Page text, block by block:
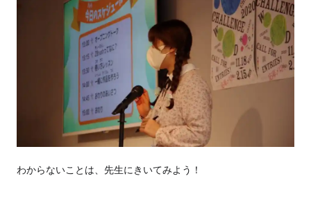
わからないことは、先生にきいてみよう！